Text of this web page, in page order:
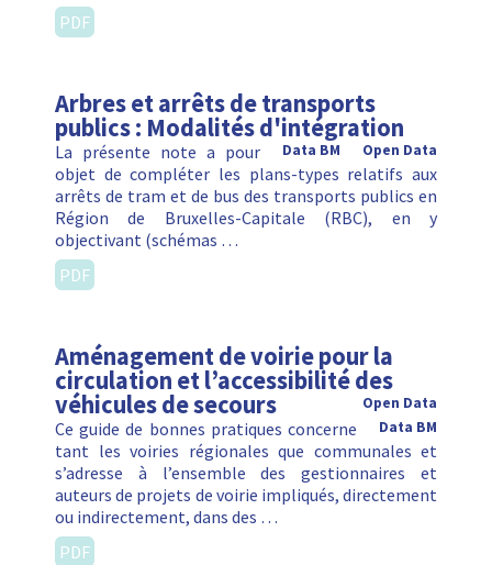
PDF
Arbres et arrêts de transports
publics : Modalités d'intégration
Open Data
Data BM
La présente note a pour
objet de compléter les plans-types relatifs aux
arrêts de tram et de bus des transports publics en
Région de Bruxelles-Capitale (RBC), en y
objectivant (schémas …
PDF
Aménagement de voirie pour la
circulation et l’accessibilité des
véhicules de secours
Open Data
Data BM
Ce guide de bonnes pratiques concerne
tant les voiries régionales que communales et
s’adresse à l’ensemble des gestionnaires et
auteurs de projets de voirie impliqués, directement
ou indirectement, dans des …
PDF